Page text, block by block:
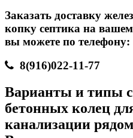
Заказать доставку
копку септика на вашем
вы можете по телефону:
8(916)022-11-77
Варианты и типы
бетонных колец
канализации